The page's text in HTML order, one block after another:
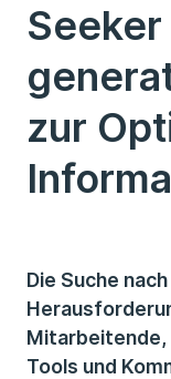
zur
Die Suche
Mitarbeitende,
Tools und